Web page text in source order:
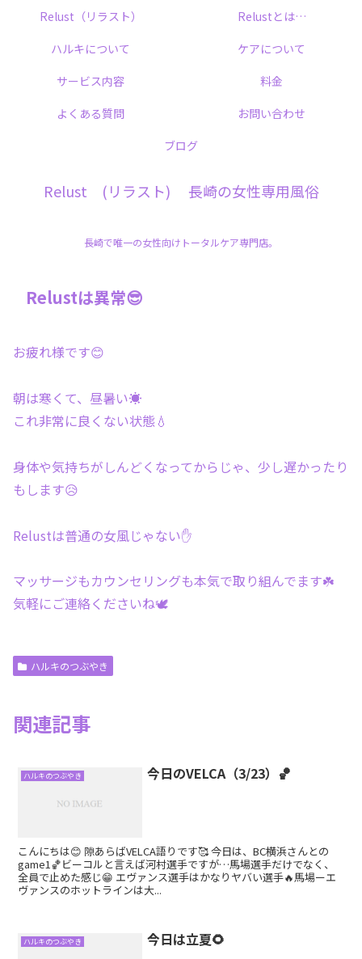
Relust (リラスト) 長崎の女性専用風俗
長崎で唯一の女性向けトータルケア専門店。
Relust（リラスト）
Relustとは…
ハルキについて
ケアについて
サービス内容
料金
よくある質問
お問い合わせ
ブログ
Relustは異常😎
お疲れ様です😊
朝は寒くて、昼暑い☀️
これ非常に良くない状態💧
身体や気持ちがしんどくなってからじゃ、少し遅かったり
もします😥
Relustは普通の女風じゃない✋
マッサージもカウンセリングも本気で取り組んでます☘️
気軽にご連絡くださいね🕊
ハルキのつぶやき
関連記事
ハルキのつぶやき 今日のVELCA（3/23）🏀
こんにちは😊 隙あらばVELCA語りです🥰 今日は、BC横浜さんとの
game1🏀ビーコルと言えば河村選手ですが…馬場選手だけでなく、
全員で止めた感じ😁 エヴァンス選手はかなりヤバい選手🔥馬場ーエ
ヴァンスのホットラインは大...
ハルキのつぶやき 今日は立夏🌻